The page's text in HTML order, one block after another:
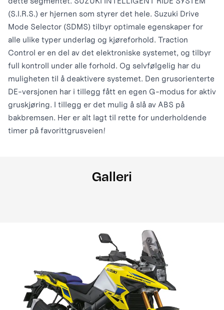
(S.I.R.S.) er hjernen som styrer det hele. Suzuki Drive
Mode Selector (SDMS) tilbyr optimale egenskaper for
alle ulike typer underlag og kjøreforhold. Traction
Control er en del av det elektroniske systemet, og tilbyr
full kontroll under alle forhold. Og selvfølgelig har du
muligheten til å deaktivere systemet. Den grusorienterte
DE-versjonen har i tillegg fått en egen G-modus for aktiv
gruskjøring. I tillegg er det mulig å slå av ABS på
bakbremsen. Her er alt lagt til rette for underholdende
timer på favorittgrusveien!
Galleri